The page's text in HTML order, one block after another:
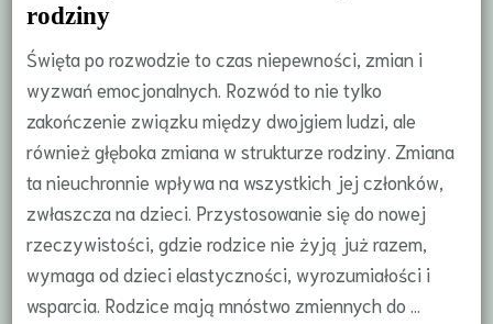
rodziny
Święta po rozwodzie to czas niepewności, zmian i
wyzwań emocjonalnych. Rozwód to nie tylko
zakończenie związku między dwojgiem ludzi, ale
również głęboka zmiana w strukturze rodziny. Zmiana
ta nieuchronnie wpływa na wszystkich jej członków,
zwłaszcza na dzieci. Przystosowanie się do nowej
rzeczywistości, gdzie rodzice nie żyją już razem,
wymaga od dzieci elastyczności, wyrozumiałości i
wsparcia. Rodzice mają mnóstwo zmiennych do …